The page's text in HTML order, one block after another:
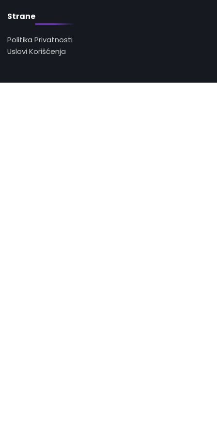
Strane
Politika Privatnosti
Uslovi Korišćenja